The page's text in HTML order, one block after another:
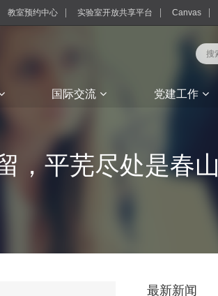
教室预约中心 实验室开放共享平台 Canvas
国际交流 党建工作
，平芜尽处是春山
最新新闻